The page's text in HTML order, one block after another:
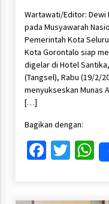
Wartawati/Editor: Dewi
pada Musyawarah
Pemerintah Kota
Kota Gorontalo siap
digelar di Hotel
(Tangsel), Rabu (19/2/
menyukseskan Munas
[…]
Bagikan dengan: